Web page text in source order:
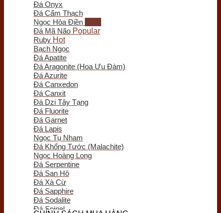
Tượng Trầm Hương
Vòng Tay Trầm Hương
Nụ - Nhang - Tinh Dầu Trầm Hương
Lư Xông Trầm
Sản phẩm khác
Chum Phú Quý
Lục Bình Gỗ
Quà Tặng Trang Trí
Tranh Gỗ
Tiểu Cảnh Gỗ
Bình Hoa Gỗ
Khay Trà Gỗ
Đồng Hồ Gỗ
Đĩa Gỗ Trang Trí
Nội Thất Gỗ
Phôi - Lũa Gỗ
Đồng Phong Thủy
Đá Onyx
Đá Cẩm Thạch
Ngọc Hòa Điền
Đá Mã Não
Ruby
Bạch Ngọc
Đá Apatite
Đá Aragonite (Hoa Ưu Đàm)
Đá Azurite
Đá Canxedon
Đá Canxit
Đá Dzi Tây Tạng
Đá Fluorite
Đá Garnet
Đá Lapis
Ngọc Tụ Nham
Đá Khổng Tước (Malachite)
Ngọc Hoàng Long
Đá Serpentine
Đá San Hô
Đá Xà Cừ
Đá Sapphire
Đá Sodalite
Đá Spinel